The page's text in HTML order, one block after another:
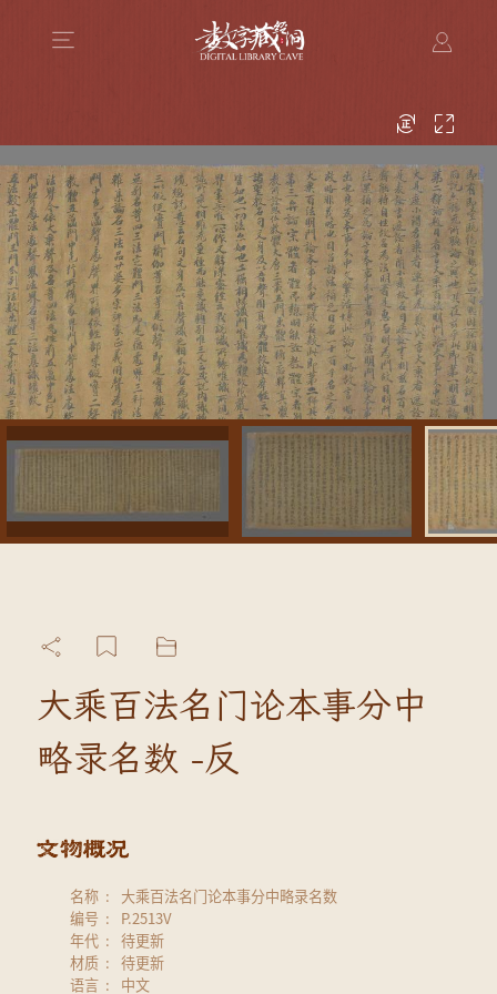
大乘百法名门论本事分中
略录名数 -反
名称
大乘百法名门论本事分中略录名数
编号
P.2513V
年代
待更新
材质
待更新
语言
中文